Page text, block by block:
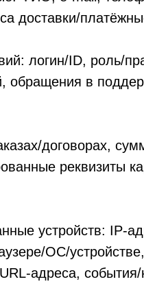
доставки/
логин/ID, роль/
обращения в
договорах,
реквизиты
устройств: IP-
ОС/
адреса,